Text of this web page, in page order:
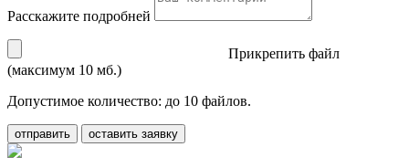
Расскажите подробней
Прикрепить файл
(максимум 10 мб.)
Допустимое количество: до 10 файлов.
отправить оставить заявку